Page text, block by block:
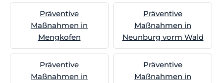
Präventive
Maßnahmen in
Mengkofen
Präventive
Maßnahmen in
Neunburg vorm Wald
Präventive
Maßnahmen in
Präventive
Maßnahmen in